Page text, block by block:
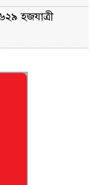
হজযাত্রী